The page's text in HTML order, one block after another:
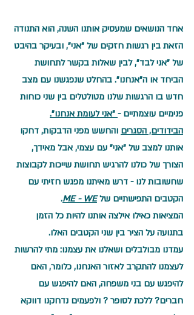
אחד הנושאים שמעסיק אותנו השנה, הוא התנודה
הזאת בין רגשות חזקים של "אני", ובעיקר בהיבט
של "אני לבד", לבין שאלות בקשר לתחושת
הביחד או ה"אנחנו". בהחלט שנפגשנו עם מצב
חדש בו הרגשות שלנו מטולטלים בין שני כוחות
פנימיים עוצמתיים - "אני לעומת אנחנו".
הבידודים, הסגרים והחשש מפני הדבקות, דחקו
אותנו למצב של "אני" עם עצמי, אבל מאידך,
הצורך של כולנו להרגיש תחושת שייכות לקבוצות
שחשובות לנו - דרש מאיתנו מפגש חזיתי עם
הקטבים התפישתיים של ME - WE
.
המציאות כאילו אילצה אותנו להיות כל הזמן
בתנועה על הציר בין שני הקטבים האלו.
עמדנו מבולבלים ושאלנו את עצמנו: מתי להרשות
לעצמנו להתקרב לאזור האנחנו, כלומר, האם
להיפגש עם בני משפחה, האם להיפגש עם
חברים? ללכת לסופר ? ולפעמים נדחקנו דווקא